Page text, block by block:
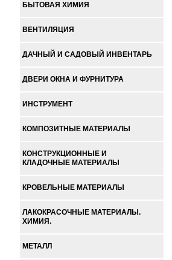
БЫТОВАЯ ХИМИЯ
ВЕНТИЛЯЦИЯ
ДАЧНЫЙ И САДОВЫЙ ИНВЕНТАРЬ
ДВЕРИ ОКНА И ФУРНИТУРА
ИНСТРУМЕНТ
КОМПОЗИТНЫЕ МАТЕРИАЛЫ
КОНСТРУКЦИОННЫЕ И
КЛАДОЧНЫЕ МАТЕРИАЛЫ
КРОВЕЛЬНЫЕ МАТЕРИАЛЫ
ЛАКОКРАСОЧНЫЕ МАТЕРИАЛЫ.
ХИМИЯ.
МЕТАЛЛ